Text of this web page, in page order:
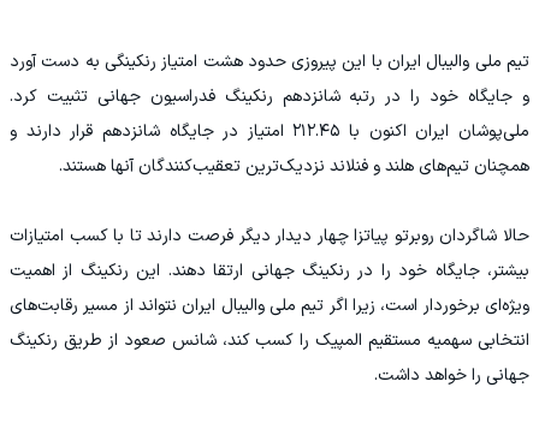
تیم ملی والیبال ایران با این پیروزی حدود هشت امتیاز رنکینگی به دست آورد
و جایگاه خود را در رتبه شانزدهم رنکینگ فدراسیون جهانی تثبیت کرد.
ملی‌پوشان ایران اکنون با ۲۱۲.۴۵ امتیاز در جایگاه شانزدهم قرار دارند و
همچنان تیم‌های هلند و فنلاند نزدیک‌ترین تعقیب‌کنندگان آنها هستند.
حالا شاگردان روبرتو پیاتزا چهار دیدار دیگر فرصت دارند تا با کسب امتیازات
بیشتر، جایگاه خود را در رنکینگ جهانی ارتقا دهند. این رنکینگ از اهمیت
ویژه‌ای برخوردار است، زیرا اگر تیم ملی والیبال ایران نتواند از مسیر رقابت‌های
انتخابی سهمیه مستقیم المپیک را کسب کند، شانس صعود از طریق رنکینگ
جهانی را خواهد داشت.